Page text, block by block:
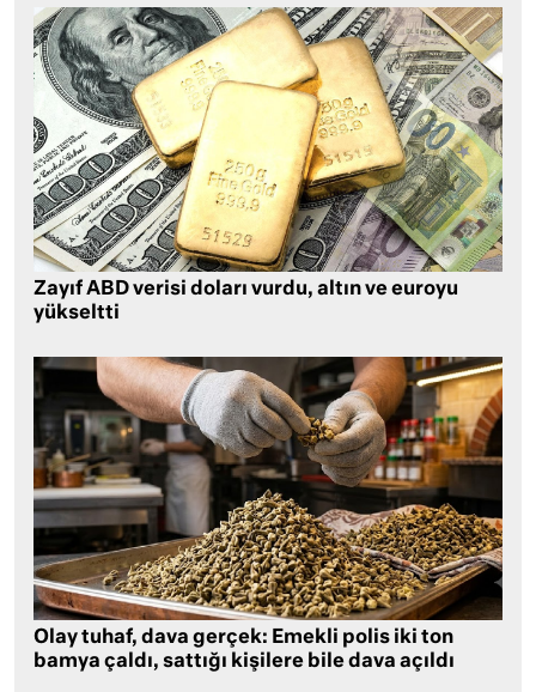
Zayıf ABD verisi doları vurdu, altın ve euroyu
yükseltti
Olay tuhaf, dava gerçek: Emekli polis iki ton
bamya çaldı, sattığı kişilere bile dava açıldı